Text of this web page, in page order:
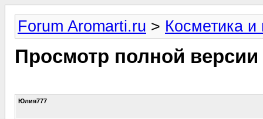
Forum Aromarti.ru > Косметика
Просмотр полной
Юлия777